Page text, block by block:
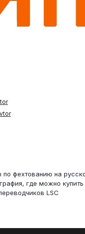
по фехтованию на
где можно
LSC